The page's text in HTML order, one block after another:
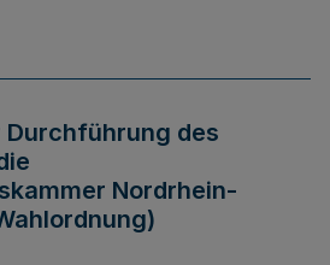
des
Nordrhein-